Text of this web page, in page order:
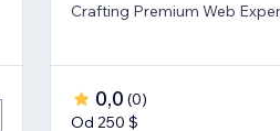
Crafting Premium Web
0,0 (0)
Od 250 $